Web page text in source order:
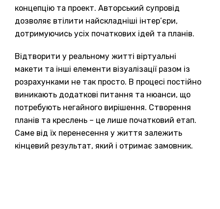
концепцію та проект. Авторський супровід
дозволяє втілити найскладніші інтер’єри,
дотримуючись усіх початкових ідей та планів.
Відтворити у реальному житті віртуальні
макети та інші елементи візуалізації разом із
розрахунками не так просто. В процесі постійно
виникають додаткові питання та нюанси, що
потребують негайного вирішення. Створення
планів та креслень – це лише початковий етап.
Саме від їх перенесення у життя залежить
кінцевий результат, який і отримає замовник.